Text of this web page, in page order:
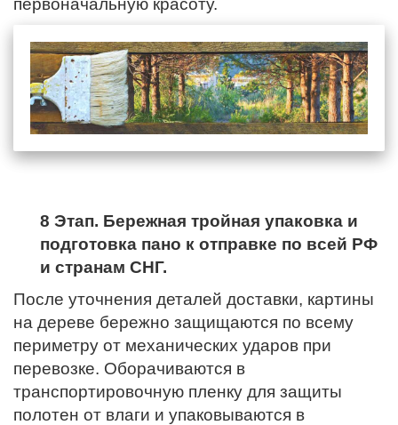
первоначальную красоту.
8 Этап. Бережная тройная упаковка и
подготовка пано к отправке по всей РФ
и странам СНГ.
После уточнения деталей доставки, картины
на дереве бережно защищаются по всему
периметру от механических ударов при
перевозке. Оборачиваются в
транспортировочную пленку для защиты
полотен от влаги и упаковываются в